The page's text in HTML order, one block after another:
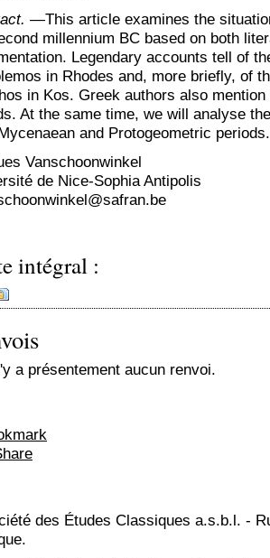
—This article examines the
millennium BC based on both
Legendary accounts tell of
in Rhodes and, more briefly, of
in Kos. Greek authors also
At the same time, we will analyse
and Proto­geometric periods.
Vanschoonwinkel
de Nice-Sophia Antipolis
intégral :
a présentement aucun renvoi.
des Études Classiques a.s.b.l. -